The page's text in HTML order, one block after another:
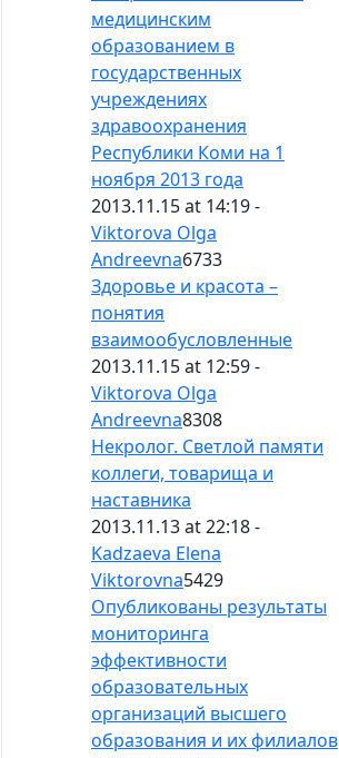
медицинским
образованием в
государственных
учреждениях
здравоохранения
Республики Коми на 1
ноября 2013 года
2013.11.15 at 14:19 -
Viktorova Olga
Andreevna6733
Здоровье и красота –
понятия
взаимообусловленные
2013.11.15 at 12:59 -
Viktorova Olga
Andreevna8308
Некролог. Светлой памяти
коллеги, товарища и
наставника
2013.11.13 at 22:18 -
Kadzaeva Elena
Viktorovna5429
Опубликованы результаты
мониторинга
эффективности
образовательных
организаций высшего
образования и их филиалов